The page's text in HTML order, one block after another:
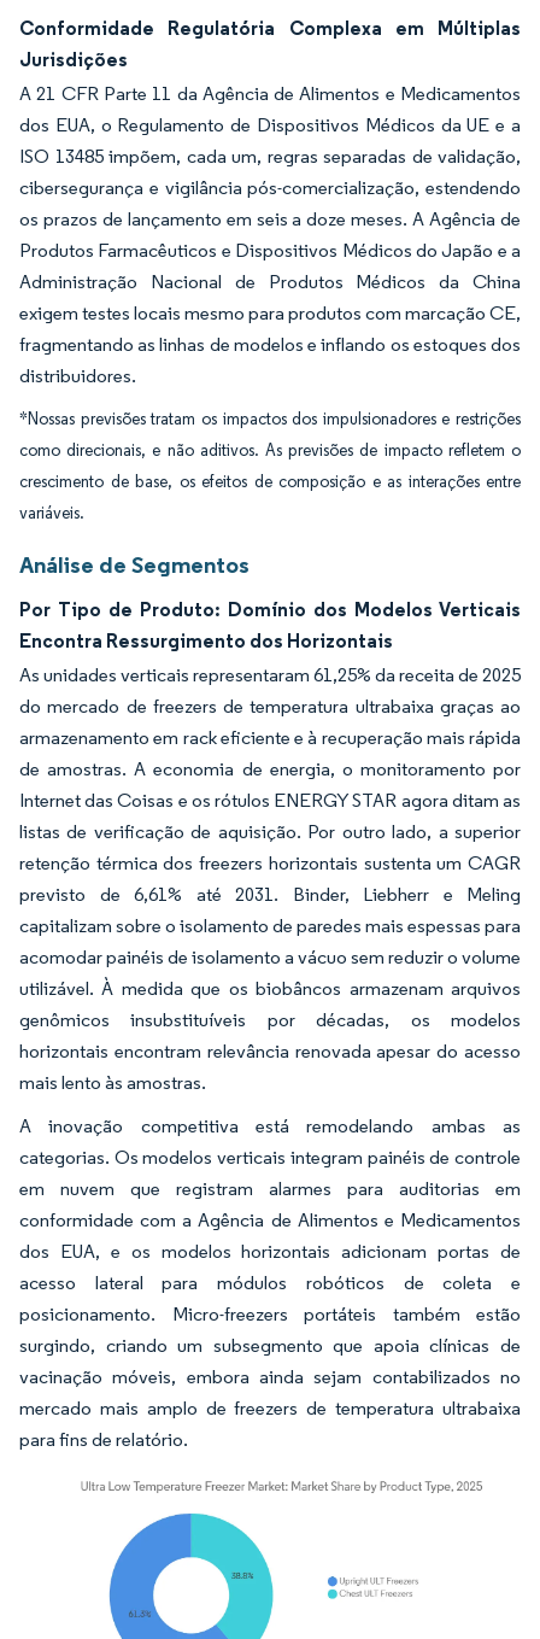
Conformidade Regulatória Complexa em Múltiplas
Jurisdições
A 21 CFR Parte 11 da Agência de Alimentos e Medicamentos
dos EUA, o Regulamento de Dispositivos Médicos da UE e a
ISO 13485 impõem, cada um, regras separadas de validação,
cibersegurança e vigilância pós-comercialização, estendendo
os prazos de lançamento em seis a doze meses. A Agência de
Produtos Farmacêuticos e Dispositivos Médicos do Japão e a
Administração Nacional de Produtos Médicos da China
exigem testes locais mesmo para produtos com marcação CE,
fragmentando as linhas de modelos e inflando os estoques dos
distribuidores.
*Nossas previsões tratam os impactos dos impulsionadores e restrições
como direcionais, e não aditivos. As previsões de impacto refletem o
crescimento de base, os efeitos de composição e as interações entre
variáveis.
Análise de Segmentos
Por Tipo de Produto: Domínio dos Modelos Verticais
Encontra Ressurgimento dos Horizontais
As unidades verticais representaram 61,25% da receita de 2025
do mercado de freezers de temperatura ultrabaixa graças ao
armazenamento em rack eficiente e à recuperação mais rápida
de amostras. A economia de energia, o monitoramento por
Internet das Coisas e os rótulos ENERGY STAR agora ditam as
listas de verificação de aquisição. Por outro lado, a superior
retenção térmica dos freezers horizontais sustenta um CAGR
previsto de 6,61% até 2031. Binder, Liebherr e Meling
capitalizam sobre o isolamento de paredes mais espessas para
acomodar painéis de isolamento a vácuo sem reduzir o volume
utilizável. À medida que os biobâncos armazenam arquivos
genômicos insubstituíveis por décadas, os modelos
horizontais encontram relevância renovada apesar do acesso
mais lento às amostras.
A inovação competitiva está remodelando ambas as
categorias. Os modelos verticais integram painéis de controle
em nuvem que registram alarmes para auditorias em
conformidade com a Agência de Alimentos e Medicamentos
dos EUA, e os modelos horizontais adicionam portas de
acesso lateral para módulos robóticos de coleta e
posicionamento. Micro-freezers portáteis também estão
surgindo, criando um subsegmento que apoia clínicas de
vacinação móveis, embora ainda sejam contabilizados no
mercado mais amplo de freezers de temperatura ultrabaixa
para fins de relatório.